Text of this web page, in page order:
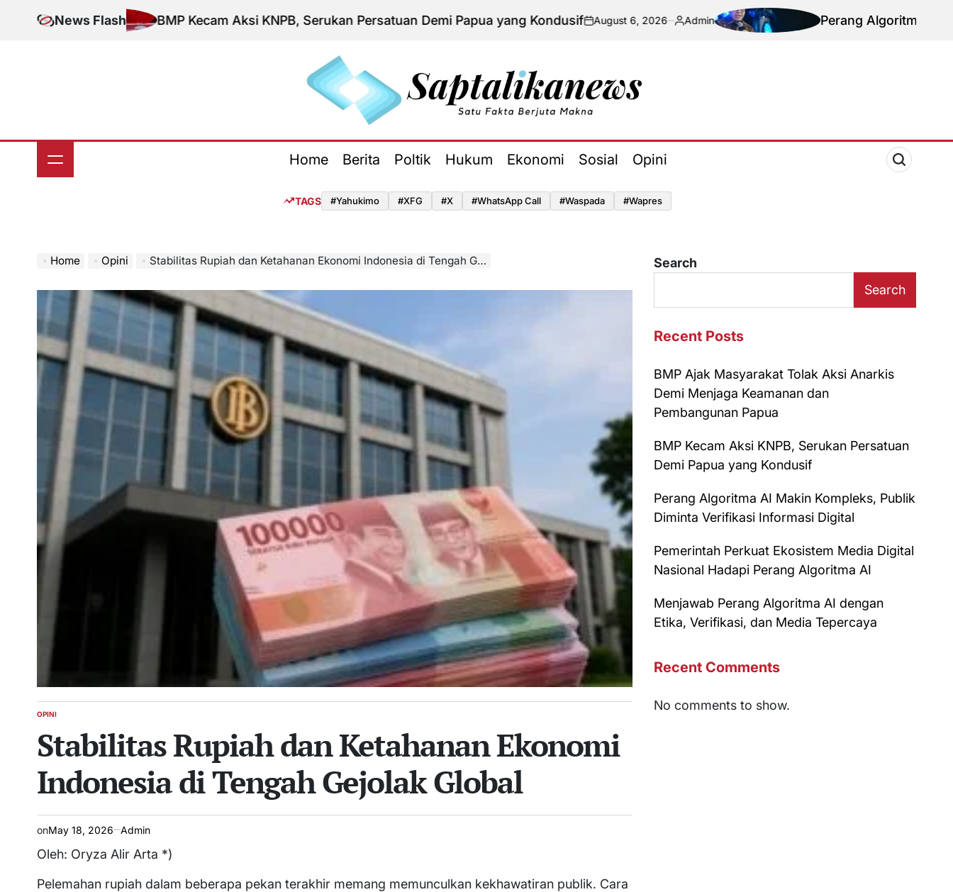
News Flash
BMP Kecam Aksi KNPB, Serukan Persatuan Demi Papua yang Kondusifon
August 6, 2026
Posted
Admin Perang Algoritma AI Makin
Saptalikanews.id
Home Berita Poltik Hukum Ekonomi Sosial Opini
TAGS #yahukimo #XFG #x #WhatsApp Call #waspada #Wapres
Home Opini Stabilitas Rupiah dan Ketahanan Ekonomi Indonesia di Tengah Gejolak Global
POSTED
OPINI
Stabilitas Rupiah dan Ketahanan Ekonomi
Indonesia di Tengah Gejolak Global
onMay 18, 2026 Admin
Oleh: Oryza Alir Arta *)
Pelemahan rupiah dalam beberapa pekan terakhir memang memunculkan kekhawatiran publik. Cara
Search
Search
Recent Posts
BMP Ajak Masyarakat Tolak Aksi Anarkis
Demi Menjaga Keamanan dan
Pembangunan Papua
BMP Kecam Aksi KNPB, Serukan Persatuan
Demi Papua yang Kondusif
Perang Algoritma AI Makin Kompleks, Publik
Diminta Verifikasi Informasi Digital
Pemerintah Perkuat Ekosistem Media Digital
Nasional Hadapi Perang Algoritma AI
Menjawab Perang Algoritma AI dengan
Etika, Verifikasi, dan Media Tepercaya
Recent Comments
No comments to show.